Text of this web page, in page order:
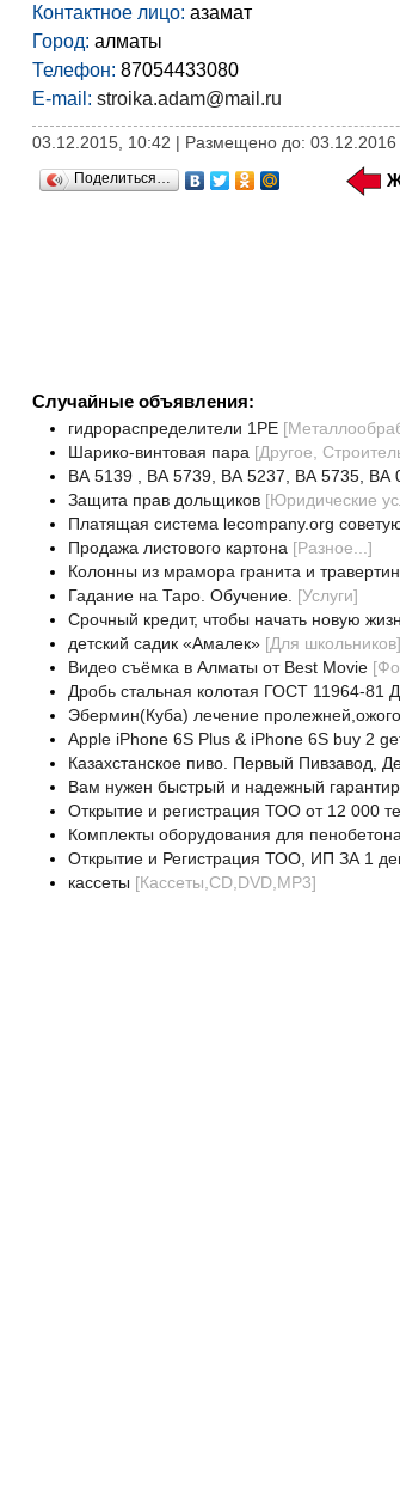
Контактное лицо: азамат
Город: алматы
Телефон: 87054433080
E-mail: stroika.adam@mail.ru
03.12.2015, 10:42 | Размещено до:
Поделиться…
Случайные объявления:
гидрораспределители 1РЕ [
Шарико-винтовая пара [Другое,
ВА 5139 , ВА 5739, ВА 5237, ВА 5735, ВА
Защита прав дольщиков [Юридические
Платящая система lecompany.org
Продажа листового картона [Разное... ]
Колонны из мрамора гранита и
Гадание на Таро. Обучение. [Услуги]
Срочный кредит, чтобы начать новую
детский садик «Амалек» [Для школьников]
Видео съёмка в Алматы от Best Movie [
Дробь стальная колотая ГОСТ 11964-81
Эбермин(Куба) лечение
Apple iPhone 6S Plus & iPhone 6S buy 2
Казахстанское пиво. Первый Пивзавод,
Вам нужен быстрый и надежный
Открытие и регистрация ТОО от 12 000
Комплекты оборудования для пенобетона
Открытие и Регистрация ТОО, ИП ЗА 1
кассеты [Кассеты,CD,DVD,MP3]